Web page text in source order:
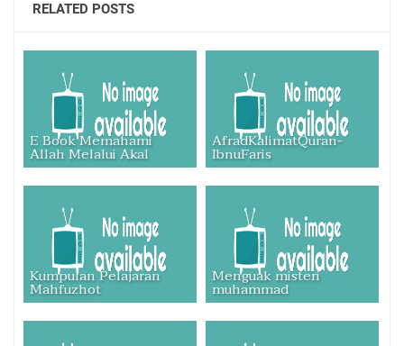
RELATED POSTS
E Book Memahami
Allah Melalui Akal
AfradKalimatQuran-
IbnuFaris
Kumpulan Pelajaran
Mahfuzhot
Menguak misteri
muhammad